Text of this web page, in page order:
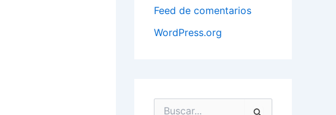
Feed de comentarios
WordPress.org